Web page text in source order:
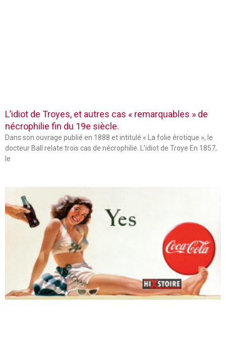
L’idiot de Troyes, et autres cas « remarquables » de
nécrophilie fin du 19e siècle.
Dans son ouvrage publié en 1888 et intitulé « La folie érotique », le
docteur Ball relate trois cas de nécrophilie. L’idiot de Troye En 1857,
le